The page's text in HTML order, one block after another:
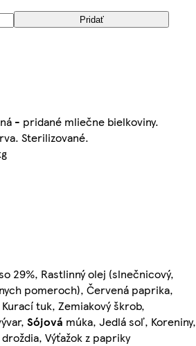
Pridať
- pridané mliečne bielkoviny.
Sterilizované.
29%, Rastlinný olej (slnečnicový,
pomeroch), Červená paprika,
tuk, Zemiakový škrob,
Sójová múka, Jedlá soľ, Koreniny,
Výťažok z papriky